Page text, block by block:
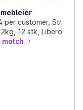
per customer, Str.
12 stk, Libero
match